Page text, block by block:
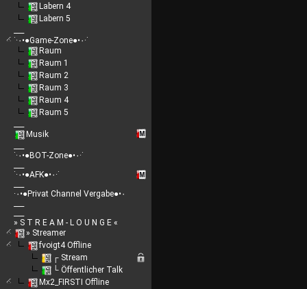
Labern 4
Labern 5
˙·٠•●Game-Zone●•٠·˙
Raum
Raum 1
Raum 2
Raum 3
Raum 4
Raum 5
Musik
˙·٠•●BOT-Zone●•٠·˙
˙·٠•●AFK●•٠·˙
·٠•●Privat Channel Vergabe●•٠
» S T R E A M - L O U N G E «
» Streamer
fvoigt4 Offline
┌ Stream
└ Öffentlicher Talk
Mx2_FIRSTI Offline